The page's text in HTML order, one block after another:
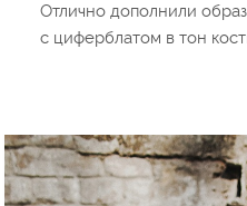
Отлично дополнили
с циферблатом в тон